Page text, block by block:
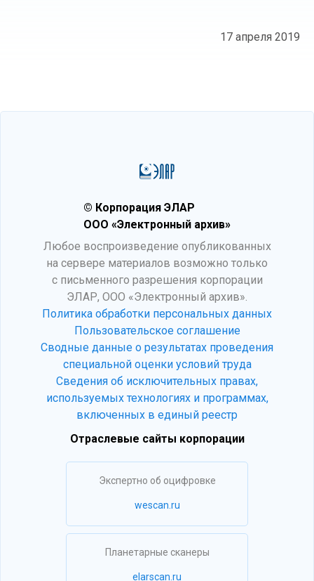
17 апреля 2019
© Корпорация ЭЛАР
ООО «Электронный архив»
Любое воспроизведение опубликованных
на сервере материалов возможно только
с письменного разрешения корпорации
ЭЛАР, ООО «Электронный архив».
Политика обработки персональных данных
Пользовательское соглашение
Сводные данные о результатах проведения
специальной оценки условий труда
Сведения об исключительных правах,
используемых технологиях и программах,
включенных в единый реестр
Отраслевые сайты корпорации
Экспертно об оцифровке
wescan.ru
Планетарные сканеры
elarscan.ru